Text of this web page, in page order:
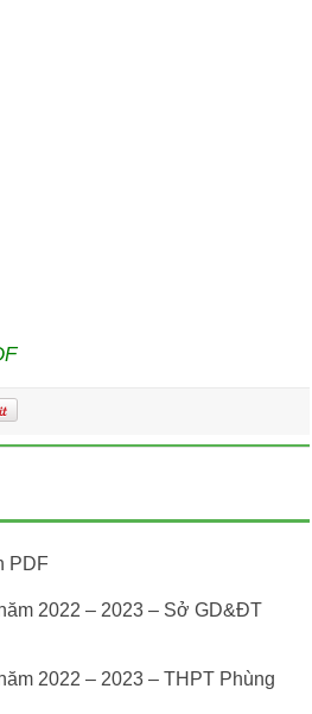
PDF
2022 – 2023 – Sở GD&ĐT
2022 – 2023 – THPT Phùng